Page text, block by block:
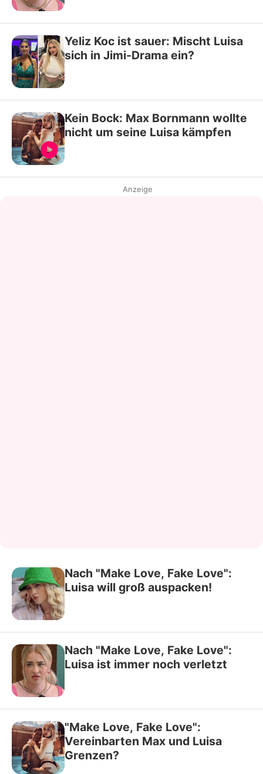
Yeliz Koc ist sauer: Mischt Luisa
sich in Jimi-Drama ein?
Kein Bock: Max Bornmann wollte
nicht um seine Luisa kämpfen
Anzeige
Nach "Make Love, Fake Love":
Luisa will groß auspacken!
Nach "Make Love, Fake Love":
Luisa ist immer noch verletzt
"Make Love, Fake Love":
Vereinbarten Max und Luisa
Grenzen?